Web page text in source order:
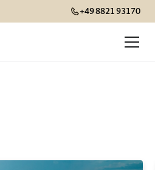
+49 8821 93170